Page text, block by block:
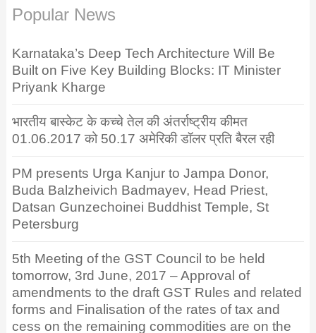
Popular News
Karnataka’s Deep Tech Architecture Will Be
Built on Five Key Building Blocks: IT Minister
Priyank Kharge
भारतीय बास्केट के कच्चे तेल की अंतर्राष्ट्रीय कीमत
01.06.2017 को 50.17 अमेरिकी डॉलर प्रति बैरल रही
PM presents Urga Kanjur to Jampa Donor,
Buda Balzheivich Badmayev, Head Priest,
Datsan Gunzechoinei Buddhist Temple, St
Petersburg
5th Meeting of the GST Council to be held
tomorrow, 3rd June, 2017 – Approval of
amendments to the draft GST Rules and related
forms and Finalisation of the rates of tax and
cess on the remaining commodities are on the